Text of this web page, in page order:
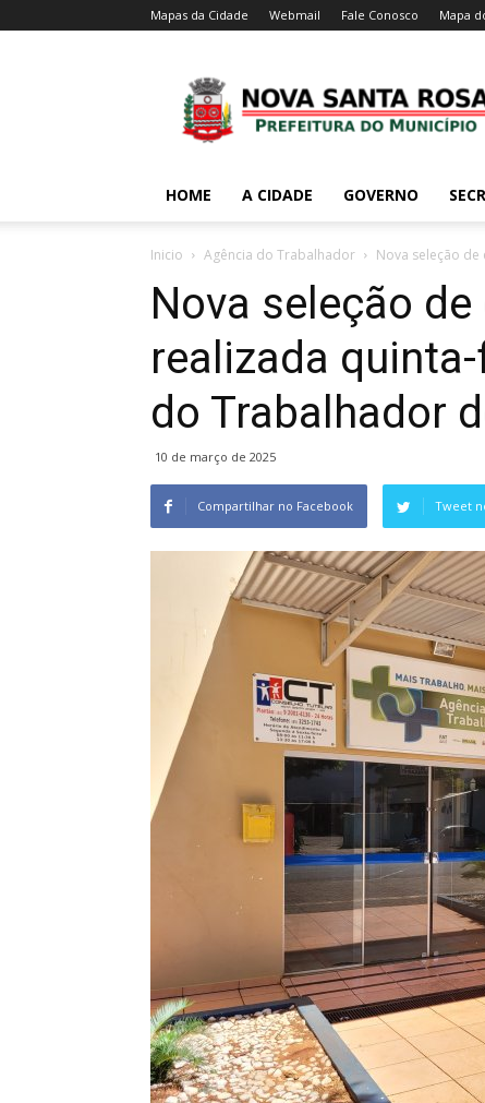
Mapas da Cidade Webmail Fale Conosco Mapa
HOME A CIDADE GOVERNO
Inicio Agência do Trabalhador Nova seleção
Nova seleção
realizada
do Trabalhador
10 de março de 2025
Compartilhar no Facebook Tweet